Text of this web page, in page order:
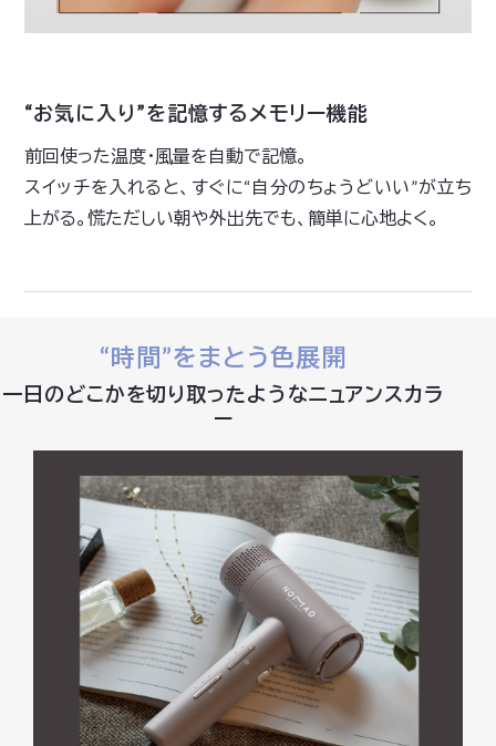
“お気に入り”を記憶するメモリー機能
前回使った温度・風量を自動で記憶。
スイッチを入れると、すぐに“自分のちょうどいい”が立ち
上がる。慌ただしい朝や外出先でも、簡単に心地よく。
“時間”をまとう色展開
一日のどこかを切り取ったようなニュアンスカラ
ー